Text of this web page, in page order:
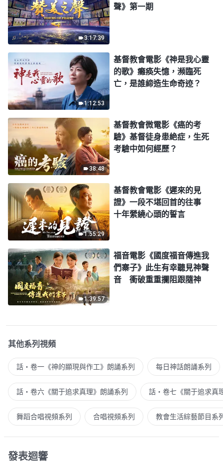
3:17:39
聲》第一期
1:12:53
基督教會電影《神是我心靈
的歌》癱痪失憶，瀕臨死
亡，是誰締造生命奇迹？
38:48
基督教會微電影《癌的考
驗》基督徒身患絶症，生死
考驗中如何經歷？
1:55:29
基督教會電影《遲來的見
證》一段不堪回首的往事
十年縈繞心頭的誓言
1:39:57
福音電影《國度福音傳進我
們寨子》此生有幸聽見神聲
音 衝破重重攔阻跟隨神
其他系列視頻
話・卷一《神的顯現與作工》朗誦系列 每日神話朗誦系列
話・卷六《關于追求真理》朗誦系列 話・卷七《關于追求真
舞蹈合唱視頻系列 合唱視頻系列 教會生活綜藝節目系
發表迴響